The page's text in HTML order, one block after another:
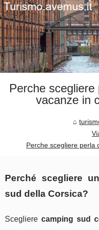
Perche
vacanze in
Perche scegliere perla
Perché scegliere
sud della Corsica?
Sceglierecamping sud